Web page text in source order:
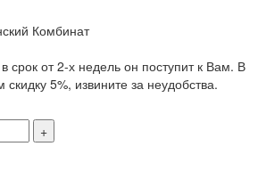
Комбинат
срок от 2-х недель он поступит к Вам. В
5%, извините за неудобства.
+